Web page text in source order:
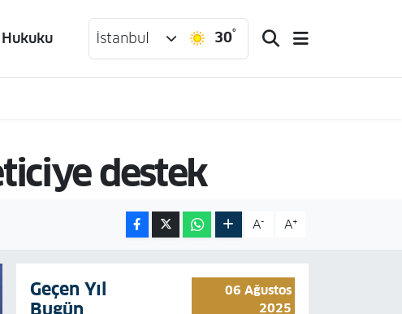
İstanbul 30°
destek
A- A+
Geçen Yıl
Bugün
06 Ağustos
2025